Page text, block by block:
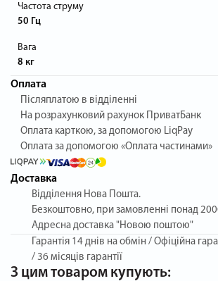
Частота струму
50 Гц
Вага
8 кг
Оплата
Післяплатою в відділенні
На розрахунковий рахунок ПриватБанк
Оплата карткою, за допомогою LiqPay
Оплата за допомогою «Оплата частинами»
Доставка
Відділення Нова Пошта.
Безкоштовно, при замовленні понад
Адресна доставка "Новою поштою"
Гарантія 14 днів на обмін / Офіційна
/ 36 місяців гарантії
З цим товаром купують: